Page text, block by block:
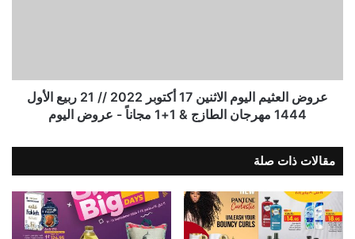
عروض العثيم اليوم الاثنين 17 أكتوبر 2022 // 21 ربيع الأول
1444 مهرجان الطازج & 1+1 مجاناً - عروض اليوم
مقالات ذات صلة